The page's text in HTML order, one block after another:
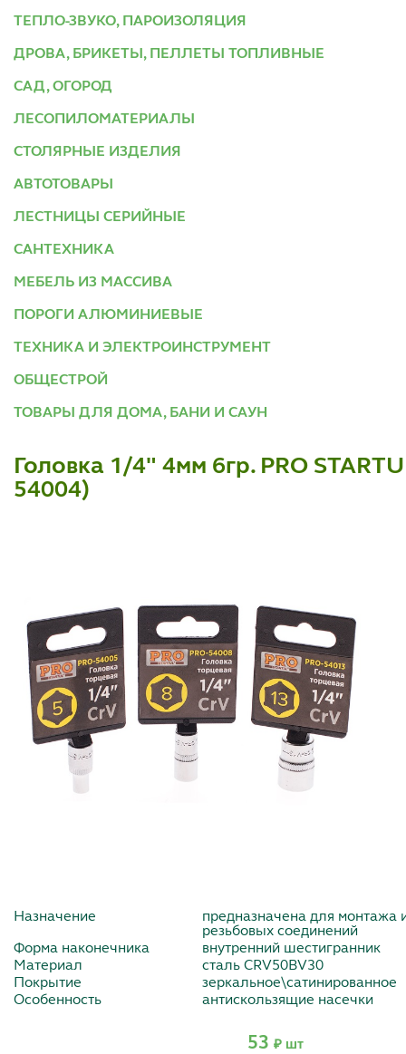
ТЕПЛО-ЗВУКО, ПАРОИЗОЛЯЦИЯ
ДРОВА, БРИКЕТЫ, ПЕЛЛЕТЫ ТОПЛИВНЫЕ
САД, ОГОРОД
ЛЕСОПИЛОМАТЕРИАЛЫ
СТОЛЯРНЫЕ ИЗДЕЛИЯ
АВТОТОВАРЫ
ЛЕСТНИЦЫ СЕРИЙНЫЕ
САНТЕХНИКА
МЕБЕЛЬ ИЗ МАССИВА
ПОРОГИ АЛЮМИНИЕВЫЕ
ТЕХНИКА И ЭЛЕКТРОИНСТРУМЕНТ
ОБЩЕСТРОЙ
ТОВАРЫ ДЛЯ ДОМА, БАНИ И САУН
Головка 1/4" 4мм 6гр. PRO
54004)
Назначение
предназначена для монтажа
резьбовых соединений
Форма наконечника
внутренний шестигранник
Материал
сталь CRV50BV30
Покрытие
зеркальное\сатинированное
Особенность
антискользящие насечки
53 ₽ шт